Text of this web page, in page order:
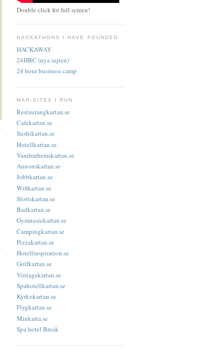
Double click for full screen!
HACKATHONS I HAVE FOUNDED
HACKAWAY
24HBC (nya sajten)
24 hour business camp
MAP-SITES I RUN
Restaurangkartan.se
Cafekartan.se
Sushikartan.se
Hotellkartan.se
Vandrarhemskartan.se
Annonskartan.se
Jobbkartan.se
Wifikartan.se
Slottskartan.se
Badkartan.se
Gymnasiekartan.se
Campingkartan.se
Pizzakartan.se
Hotellinspiration.se
Golfkartan.se
Vintagekartan.se
Spahotellkartan.se
Kyrkokartan.se
Flygkartan.se
Minkarta.se
Spa hotel Break